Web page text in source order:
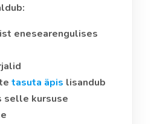
enesearengulises
tasuta äpis lisandub
selle kursuse